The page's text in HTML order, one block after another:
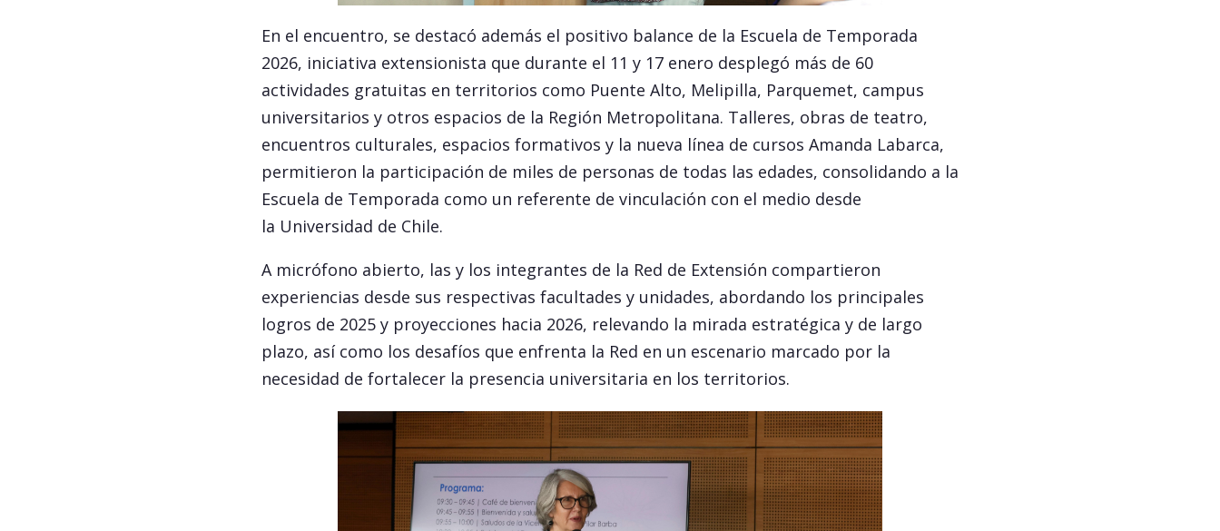
En el encuentro, se destacó además el positivo balance de la Escuela de Temporada
2026, iniciativa extensionista que durante el 11 y 17 enero desplegó más de 60
actividades gratuitas en territorios como Puente Alto, Melipilla, Parquemet, campus
universitarios y otros espacios de la Región Metropolitana. Talleres, obras de teatro,
encuentros culturales, espacios formativos y la nueva línea de cursos Amanda Labarca,
permitieron la participación de miles de personas de todas las edades, consolidando a la
Escuela de Temporada como un referente de vinculación con el medio desde
la Universidad de Chile.
A micrófono abierto, las y los integrantes de la Red de Extensión compartieron
experiencias desde sus respectivas facultades y unidades, abordando los principales
logros de 2025 y proyecciones hacia 2026, relevando la mirada estratégica y de largo
plazo, así como los desafíos que enfrenta la Red en un escenario marcado por la
necesidad de fortalecer la presencia universitaria en los territorios.